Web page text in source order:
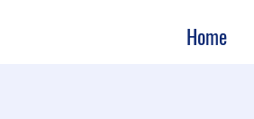
Home